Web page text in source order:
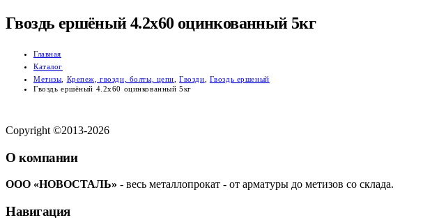
Гвоздь ершёный 4.2х60 оцинкованный 5кг
Главная
Каталог
Метизы
Крепеж, гвозди, болты, цепи ,Гвозди
Гвоздь ершеный
Гвоздь ершёный 4.2х60 оцинкованный 5кг
Copyright ©2013-2026
О компании
ООО «НОВОСТАЛЬ» - весь металлопрокат - от арматуры до метизов со склада.
Навигация